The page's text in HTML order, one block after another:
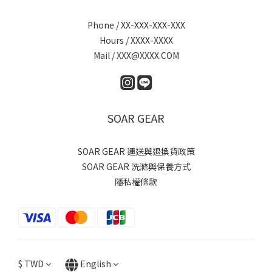
Phone / XX-XXX-XXX-XXX
Hours / XXXX-XXXX
Mail / XXX@XXXX.COM
SOAR GEAR
SOAR GEAR 運送與退換貨政策
SOAR GEAR 洗滌與保養方式
隱私權條款
$ TWD English